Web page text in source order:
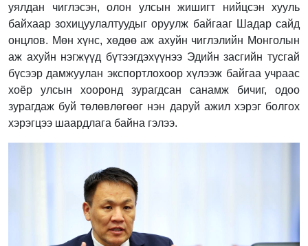
уялдан чиглэсэн, олон улсын жишигт нийцсэн хууль
байхаар зохицуулалтуудыг оруулж байгааг Шадар сайд
онцлов. Мөн хүнс, хөдөө аж ахуйн чиглэлийн Монголын
аж ахуйн нэгжүүд бүтээгдэхүүнээ Эдийн засгийн тусгай
бүсээр дамжуулан экспортлохоор хүлээж байгаа учраас
хоёр улсын хооронд зурагдсан санамж бичиг, одоо
зурагдаж буй төлөвлөгөөг нэн даруй ажил хэрэг болгох
хэрэгцээ шаардлага байна гэлээ.